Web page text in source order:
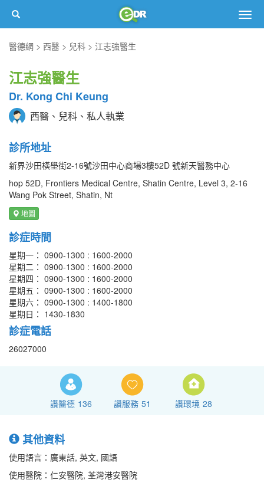
醫德網
西醫 兒科 江志強醫生
江志強醫生
Dr. Kong Chi Keung
西醫、兒科、私人執業
診所地址
新界沙田橫壆街2-16號沙田中心商場3樓52D 號新天醫務中心
hop 52D, Frontiers Medical Centre, Shatin Centre, Level 3, 2-16
Wang Pok Street, Shatin, Nt
地圖
診症時間
星期一： 0900-1300 : 1600-2000
星期二： 0900-1300 : 1600-2000
星期四： 0900-1300 : 1600-2000
星期五： 0900-1300 : 1600-2000
星期六： 0900-1300 : 1400-1800
星期日： 1430-1830
診症電話
26027000
讚醫德 136 讚服務 51 讚環境 28
其他資料
使用語言：廣東話, 英文, 國語
使用醫院：仁安醫院, 荃灣港安醫院